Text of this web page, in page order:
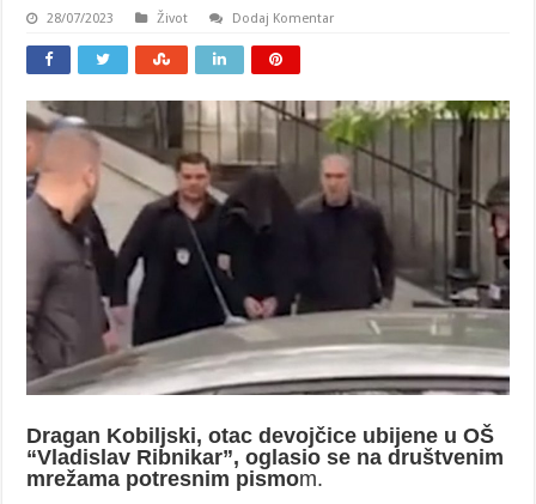
28/07/2023 Život Dodaj Komentar
Dragan Kobiljski, otac devojčice ubijene u OŠ
“Vladislav Ribnikar”, oglasio se na društvenim
mrežama potresnim pismom.